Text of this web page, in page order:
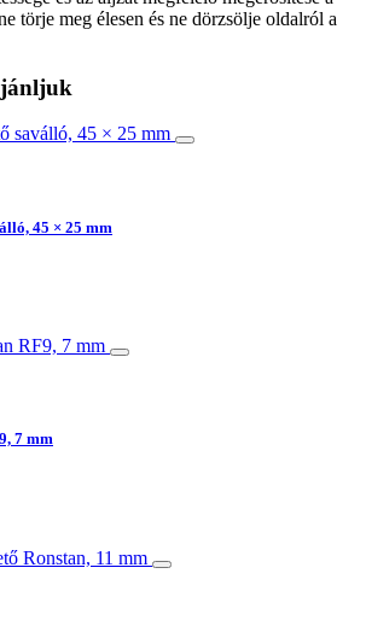
törje meg élesen és ne dörzsölje oldalról a
45 × 25 mm
7 mm